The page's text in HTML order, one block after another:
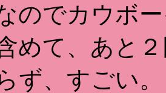
のでカウボ
めて、あと２
ず、すごい。